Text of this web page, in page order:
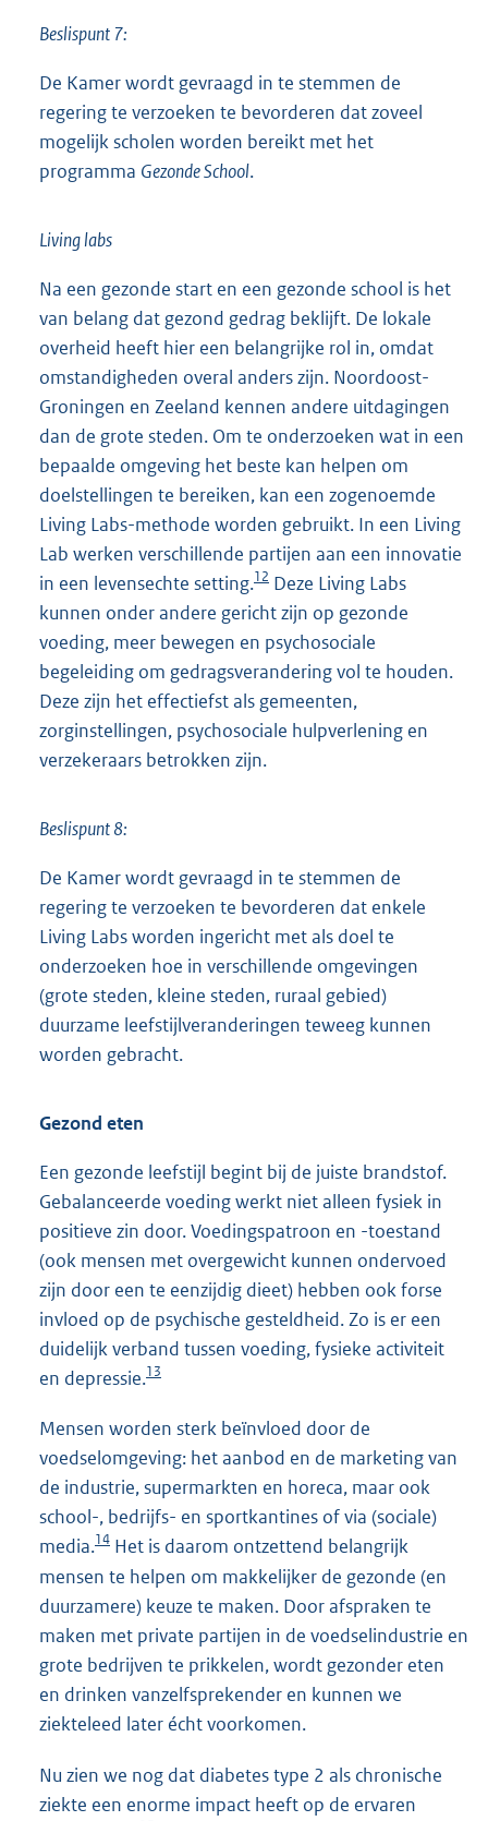
Beslispunt 7:
De Kamer wordt gevraagd in te stemmen de
regering te verzoeken te bevorderen dat zoveel
mogelijk scholen worden bereikt met het
programma Gezonde School.
Living labs
Na een gezonde start en een gezonde school is het
van belang dat gezond gedrag beklijft. De lokale
overheid heeft hier een belangrijke rol in, omdat
omstandigheden overal anders zijn. Noordoost-
Groningen en Zeeland kennen andere uitdagingen
dan de grote steden. Om te onderzoeken wat in een
bepaalde omgeving het beste kan helpen om
doelstellingen te bereiken, kan een zogenoemde
Living Labs-methode worden gebruikt. In een Living
Lab werken verschillende partijen aan een innovatie
in een levensechte setting.12 Deze Living Labs
kunnen onder andere gericht zijn op gezonde
voeding, meer bewegen en psychosociale
begeleiding om gedragsverandering vol te houden.
Deze zijn het effectiefst als gemeenten,
zorginstellingen, psychosociale hulpverlening en
verzekeraars betrokken zijn.
Beslispunt 8:
De Kamer wordt gevraagd in te stemmen de
regering te verzoeken te bevorderen dat enkele
Living Labs worden ingericht met als doel te
onderzoeken hoe in verschillende omgevingen
(grote steden, kleine steden, ruraal gebied)
duurzame leefstijlveranderingen teweeg kunnen
worden gebracht.
Gezond eten
Een gezonde leefstijl begint bij de juiste brandstof.
Gebalanceerde voeding werkt niet alleen fysiek in
positieve zin door. Voedingspatroon en -toestand
(ook mensen met overgewicht kunnen ondervoed
zijn door een te eenzijdig dieet) hebben ook forse
invloed op de psychische gesteldheid. Zo is er een
duidelijk verband tussen voeding, fysieke activiteit
en depressie.13
Mensen worden sterk beïnvloed door de
voedselomgeving: het aanbod en de marketing van
de industrie, supermarkten en horeca, maar ook
school-, bedrijfs- en sportkantines of via (sociale)
media.14 Het is daarom ontzettend belangrijk
mensen te helpen om makkelijker de gezonde (en
duurzamere) keuze te maken. Door afspraken te
maken met private partijen in de voedselindustrie en
grote bedrijven te prikkelen, wordt gezonder eten
en drinken vanzelfsprekender en kunnen we
ziekteleed later écht voorkomen.
Nu zien we nog dat diabetes type 2 als chronische
ziekte een enorme impact heeft op de ervaren